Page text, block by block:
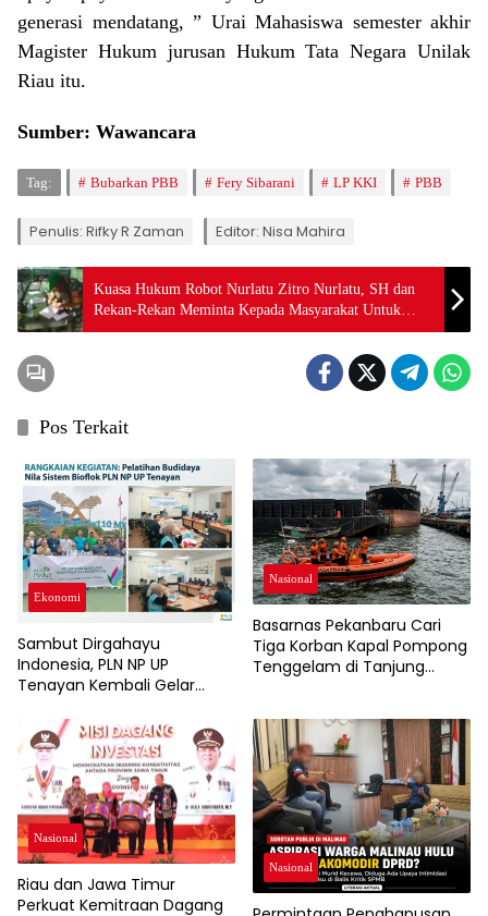
generasi mendatang, ” Urai Mahasiswa semester akhir
Magister Hukum jurusan Hukum Tata Negara Unilak
Riau itu.
Sumber: Wawancara
Tag: Bubarkan PBB Fery Sibarani LP KKI PBB
Penulis: Rifky R Zaman Editor: Nisa Mahira
Kuasa Hukum Robot Nurlatu Zitro Nurlatu, SH dan
Rekan-Rekan Meminta Kepada Masyarakat Untuk
Tidak Melakukan Aktivitas Penambangan Emas Di
Pos Terkait
Ekonomi
Sambut Dirgahayu
Indonesia, PLN NP UP
Tenayan Kembali Gelar
Pertumbuhan Ekonomi dan
Ketahanan Pangan Warga
Nasional
Basarnas Pekanbaru Cari
Tiga Korban Kapal Pompong
Tenggelam di Tanjung
Nasional
Riau dan Jawa Timur
Perkuat Kemitraan Dagang
Nasional